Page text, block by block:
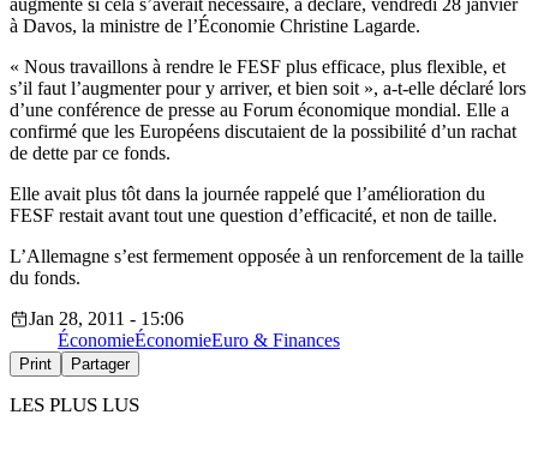
à Davos, la ministre de l’Économie Christine Lagarde.
« Nous travaillons à rendre le FESF plus efficace, plus flexible, et
s’il faut l’augmenter pour y arriver, et bien soit », a-t-elle déclaré lors
d’une conférence de presse au Forum économique mondial. Elle a
confirmé que les Européens discutaient de la possibilité d’un rachat
de dette par ce fonds.
Elle avait plus tôt dans la journée rappelé que l’amélioration du
FESF restait avant tout une question d’efficacité, et non de taille.
L’Allemagne s’est fermement opposée à un renforcement de la taille
du fonds.
Jan 28, 2011 - 15:06
ÉconomieÉconomieEuro & Finances
Print Partager
LES PLUS LUS